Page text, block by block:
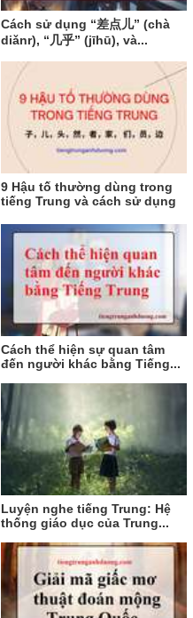
Cách sử dụng “差点儿” (chà
diǎnr), “几乎” (jīhū), và...
9 Hậu tố thường dùng trong
tiếng Trung và cách sử dụng
Cách thể hiện sự quan tâm
đến người khác bằng Tiếng...
Luyện nghe tiếng Trung: Hệ
thống giáo dục của Trung...